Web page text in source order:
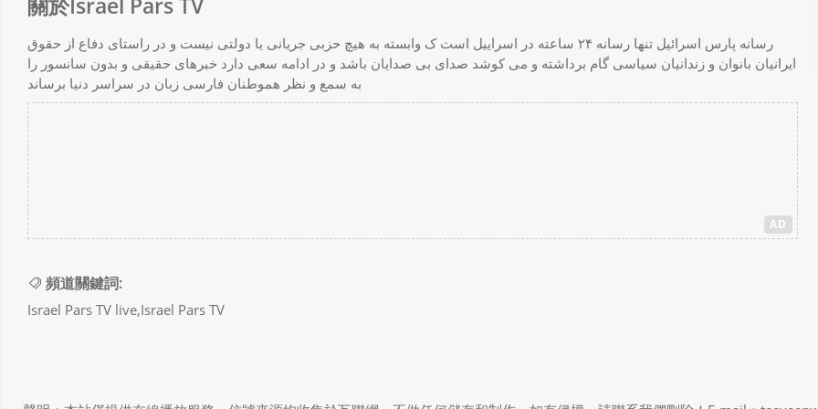
رسانه پارس اسرائیل تنها رسانه ۲۴ ساعته در اسراییل است ک وابسته به هیچ حزبی جریانی یا دولتی نیست و در راستای دفاع از حقوق
ایرانیان بانوان و زندانیان سیاسی گام برداشته و می کوشد صدای بی صدایان باشد و در ادامه سعی دارد خبرهای حقیقی و بدون سانسور را
به سمع و نظر هموطنان فارسی زبان در سراسر دنیا برساند
AD
頻道關鍵詞:
Israel Pars TV live,Israel Pars TV